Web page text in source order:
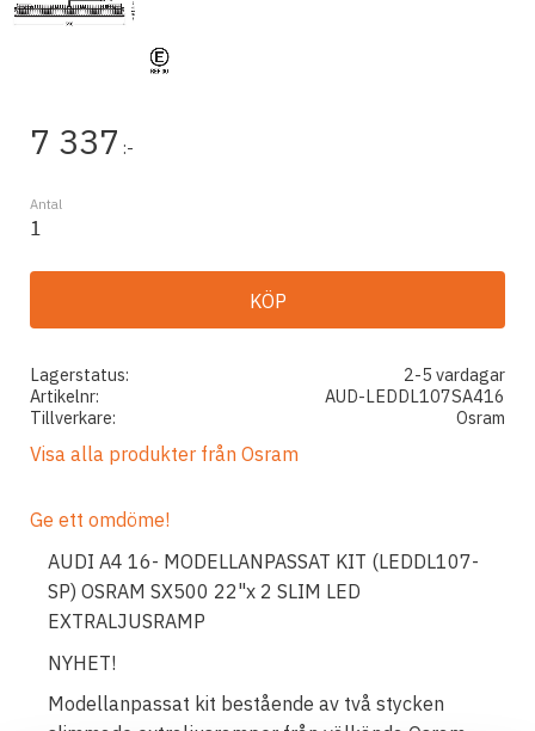
7 337 :-
Antal
KÖP
Lagerstatus
2-5 vardagar
Artikelnr
AUD-LEDDL107SA416
Tillverkare
Osram
Visa alla produkter från Osram
Ge ett omdöme!
AUDI A4 16- MODELLANPASSAT KIT (LEDDL107-
SP) OSRAM SX500 22"x 2 SLIM LED
EXTRALJUSRAMP
NYHET!
Modellanpassat kit bestående av två stycken